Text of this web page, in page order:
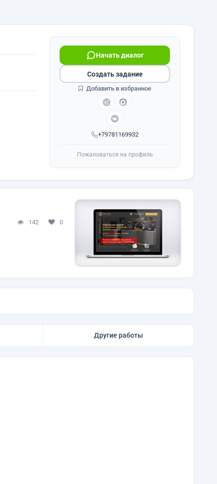
+79781169932
Начать диалог
Создать задание
Добавить в избранное
Пожаловаться на профиль
142 0
Другие работы